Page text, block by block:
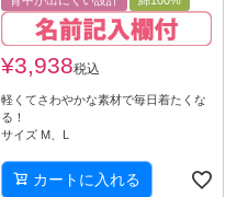
¥3,938税込
軽くてさわやかな素材で毎日着たくな
る！
サイズ M、L
カートに入れる